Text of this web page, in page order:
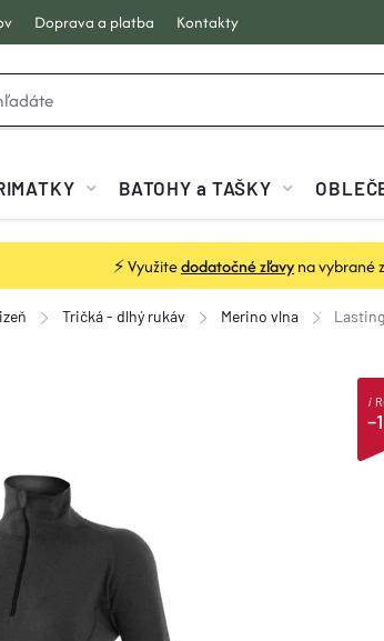
⚡ Využitedodatočné zľavyna vybrané
Doprava a platba Kontakty
BATOHY a TAŠKY
Tričká - dlhý rukáv Merino vlna
i